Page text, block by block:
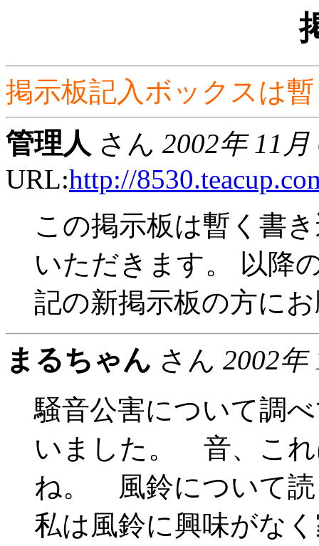
掲示板記入ボックスは
管理人 さん 2002年 11
URL:http://
この掲示板は暫く書
いただきます。 以降
記の新掲示板の方に
まるちゃん さん 2002年
騒音公害について調
いました。 音、これ
ね。 風鈴について読
私は風鈴に興味がな